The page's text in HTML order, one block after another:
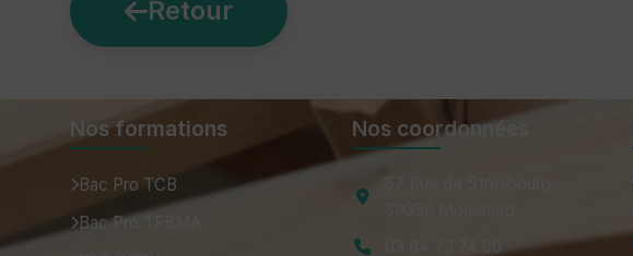
Retour
Nos formations
Bac Pro TCB
Bac Pro TFBMA
Nos coordonnées